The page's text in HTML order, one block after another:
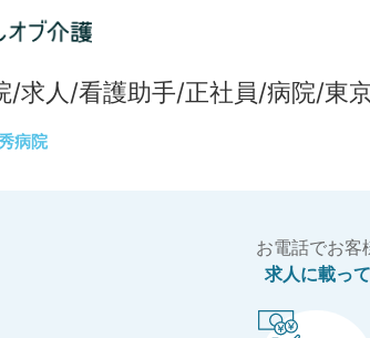
/求人/看護助手/正社員/病院/東
病院
お電話でお客
求人に載っ